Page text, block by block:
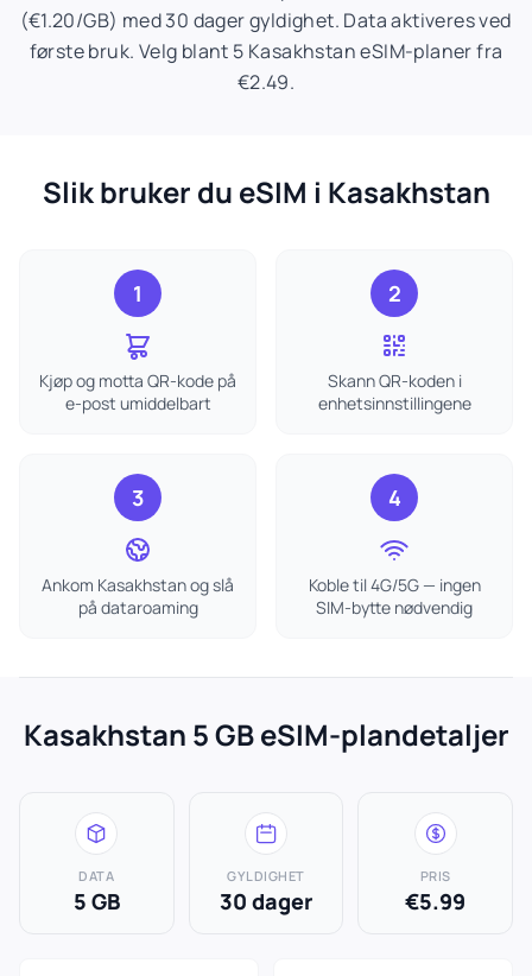
(€1.20/GB) med 30 dager gyldighet. Data aktiveres ved
første bruk. Velg blant 5 Kasakhstan eSIM-planer fra
€2.49.
Slik bruker du eSIM i Kasakhstan
1
Kjøp og motta QR-kode på
e-post umiddelbart
2
Skann QR-koden i
enhetsinnstillingene
3
Ankom Kasakhstan og slå
på dataroaming
4
Koble til 4G/5G — ingen
SIM-bytte nødvendig
Kasakhstan 5 GB eSIM-plandetaljer
DATA
5 GB
GYLDIGHET
30 dager
PRIS
€5.99